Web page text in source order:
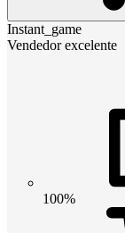
Instant_game
Vendedor excelente
100%